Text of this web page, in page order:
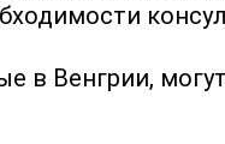
Венгрии,